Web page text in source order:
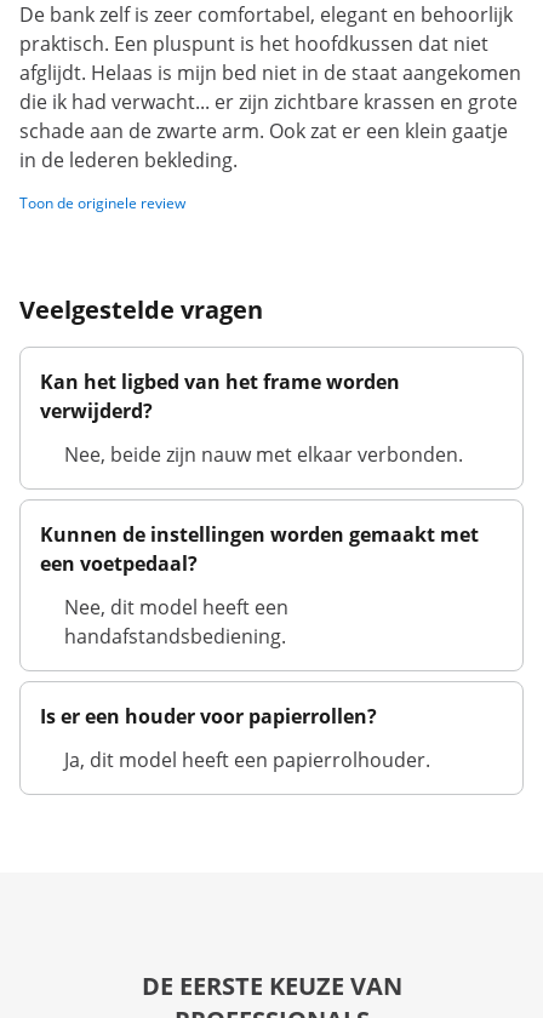
De bank zelf is zeer comfortabel, elegant en behoorlijk
praktisch. Een pluspunt is het hoofdkussen dat niet
afglijdt. Helaas is mijn bed niet in de staat aangekomen
die ik had verwacht... er zijn zichtbare krassen en grote
schade aan de zwarte arm. Ook zat er een klein gaatje
in de lederen bekleding.
Toon de originele review
Veelgestelde vragen
Kan het ligbed van het frame worden
verwijderd?
Nee, beide zijn nauw met elkaar verbonden.
Kunnen de instellingen worden gemaakt met
een voetpedaal?
Nee, dit model heeft een
handafstandsbediening.
Is er een houder voor papierrollen?
Ja, dit model heeft een papierrolhouder.
DE EERSTE KEUZE VAN